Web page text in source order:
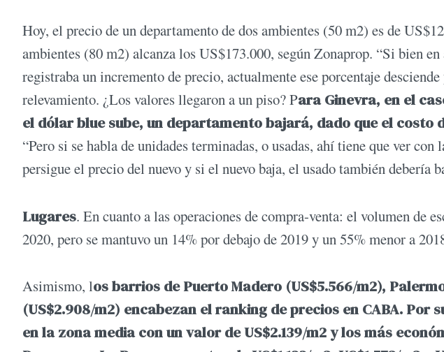
Hoy, el precio de un departamento de dos ambientes (50 m2) es de
ambientes (80 m2) alcanza los US$173.000, según Zonaprop. “Si bien
registraba un incremento de precio, actualmente ese porcentaje
relevamiento. ¿Los valores llegaron a un piso? Para Ginevra, en el
el dólar blue sube, un departamento bajará, dado que el
“Pero si se habla de unidades terminadas, o usadas, ahí tiene que ver
persigue el precio del nuevo y si el nuevo baja, el usado también debería
Lugares. En cuanto a las operaciones de compra-venta: el volumen de
2020, pero se mantuvo un 14% por debajo de 2019 y un 55% menor a
Asimismo, los barrios de Puerto Madero (US$5.566/m2),
(US$2.908/m2) encabezan el ranking de precios en CABA. Por
en la zona media con un valor de US$2.139/m2 y los más